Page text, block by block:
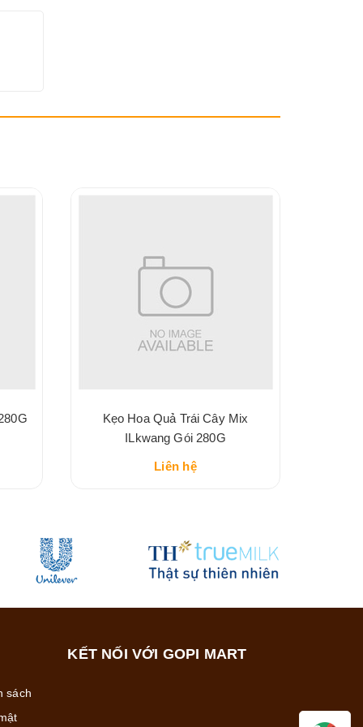
Kẹo Hoa Quả Trái Cây Mix
ILkwang Gói 280G
Liên hệ
sách
KẾT NỐI VỚI GOPI MART